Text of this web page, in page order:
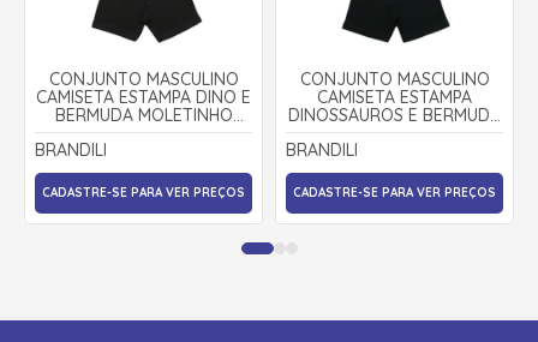
CONJUNTO MASCULINO
CAMISETA ESTAMPA DINO E
BERMUDA MOLETINHO
36926 - BRANDILI
BRANDILI
CADASTRE-SE PARA VER PREÇOS
CONJUNTO MASCULINO
CAMISETA ESTAMPA
DINOSSAUROS E BERMUDA
MOLETINHO 36719 -
BRANDILI
CADASTRE-SE PARA VER PREÇOS